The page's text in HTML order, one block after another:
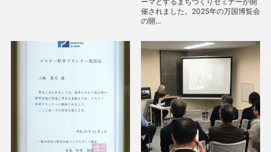
催されました。2025年の万国博覧会
の開...